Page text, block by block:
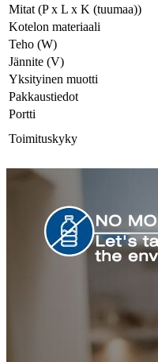
Mitat (P x L x K (tuumaa))
Kotelon materiaali
Teho (W)
Jännite (V)
Yksityinen muotti
Pakkaustiedot
Portti
Toimituskyky